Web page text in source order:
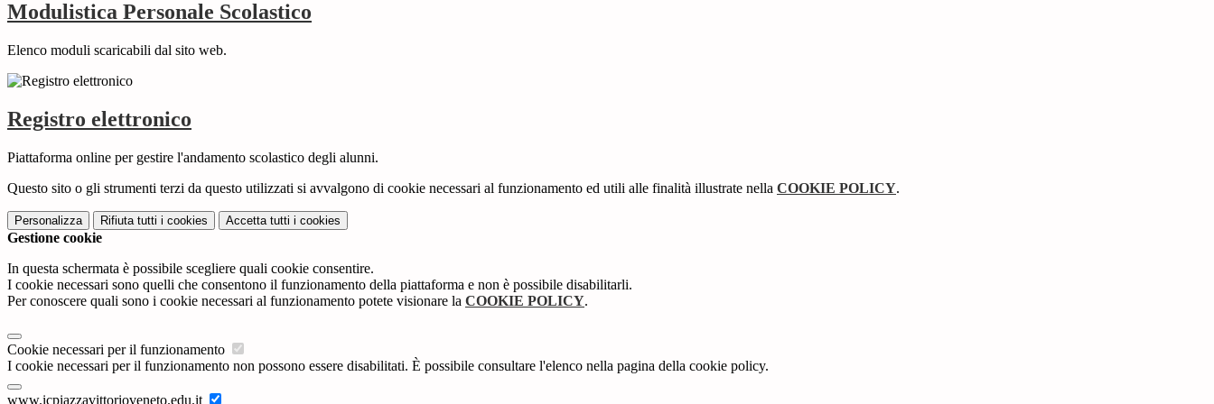
Modulistica Personale Scolastico
Elenco moduli scaricabili dal sito web.
Registro elettronico
Piattaforma online per gestire l'andamento scolastico degli alunni.
Questo sito o gli strumenti terzi da questo utilizzati si avvalgono di cookie necessari al funzionamento ed utili alle finalità illustrate nella COOKIE POLICY.
Personalizza Rifiuta tutti i cookies Accetta tutti i cookies
Gestione cookie
In questa schermata è possibile scegliere quali cookie consentire.
I cookie necessari sono quelli che consentono il funzionamento della piattaforma e non è possibile disabilitarli.
Per conoscere quali sono i cookie necessari al funzionamento potete visionare la COOKIE POLICY.
Cookie necessari per il funzionamento
I cookie necessari per il funzionamento non possono essere disabilitati. È possibile consultare l'elenco nella pagina della cookie policy.
www.icpiazzavittorioveneto.edu.it